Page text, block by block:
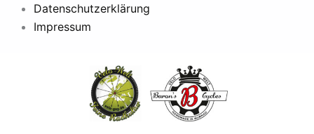
Datenschutzerklärung
Impressum